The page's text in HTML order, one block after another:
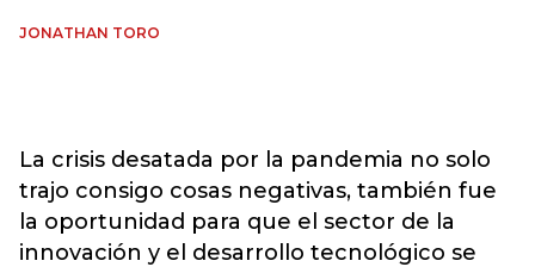
JONATHAN TORO
La crisis desatada por la pandemia no solo
trajo consigo cosas negativas, también fue
la oportunidad para que el sector de la
innovación y el desarrollo tecnológico se